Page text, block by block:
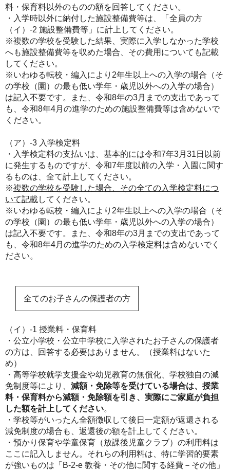
料・保育料以外のものの額を回答してください。
・入学時以外に納付した施設整備費等は、「全員の方
（イ）-2 施設整備費等」に計上してください。
※複数の学校を受験した結果、実際に入学しなかった学校
へも施設整備費等を収めた場合、その費用についても記載
してください。
※いわゆる転校・編入により2年生以上への入学の場合（そ
の学校（園）の最も低い学年・歳児以外への入学の場合）
は記入不要です。また、令和8年の3月までの支出であって
も、令和8年4月の進学のための施設整備費等は含めないで
ください。
（ア）-3 入学検定料
・入学検定料の支払いは、基本的には令和7年3月31日以前
に発生するものですが、令和7年度以前の入学・入園に関す
るものは、全て計上してください。
※複数の学校を受験した場合、その全ての入学検定料につ
いて記載してください。
※いわゆる転校・編入により2年生以上への入学の場合（そ
の学校（園）の最も低い学年・歳児以外への入学の場合）
は記入不要です。また、令和8年の3月までの支出であって
も、令和8年4月の進学のための入学検定料は含めないでく
ださい。
全てのお子さんの保護者の方
（イ）-1 授業料・保育料
・公立小学校・公立中学校に入学されたお子さんの保護者
の方は、回答する必要はありません。（授業料はないた
め）
・高等学校就学支援金や幼児教育の無償化、学校独自の減
免制度等により、 減額・免除等を受けている場合は、授業
料・保育料から減額・免除額を引き、実際にご家庭が負担
した額を計上してください。
・学校等がいったん全額徴収して後日一定額が返還される
減免制度の場合も、返還後の額を計上してください。
・預かり保育や学童保育（放課後児童クラブ）の利用料は
ここに記入しません。それらの利用料は、特に学習的要素
が強いものは「B-2-e 教養・その他に関する経費－その他」